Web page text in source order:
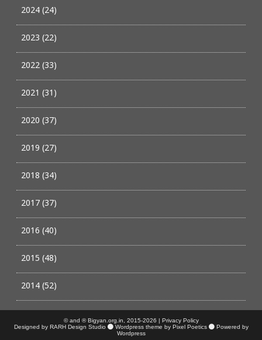
2024 (24)
2023 (22)
2022 (33)
2021 (31)
2020 (37)
2019 (27)
2018 (34)
2017 (37)
2016 (40)
2015 (48)
2014 (52)
© and ® Bigyan.org.in, 2015-2026 | Privacy Policy
Designed by RARH Design Studio
Wordpress theme by Pixel Poetics
Powered by
Wordpress